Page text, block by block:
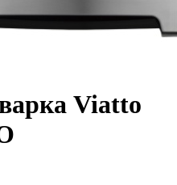
Viatto